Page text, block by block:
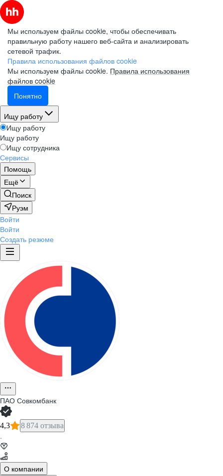
Мы используем файлы cookie, чтобы обеспечивать
правильную работу нашего веб-сайта и анализировать
сетевой трафик.
Правила использования файлов cookie
Мы используем файлы cookie. Правила использования
файлов cookie
Понятно
Ищу работу
Ищу работу
Ищу работу
Ищу сотрудника
Сервисы
Помощь
Ещё
Поиск
Руэм
Войти
Войти
Создать резюме
ПАО Совкомбанк
4,3 8 874 отзыва
·
О компании